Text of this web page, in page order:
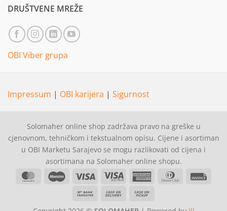
DRUŠTVENE MREŽE
OBI Viber grupa
Impressum | OBI karijera | Sigurnost
Solomaher online shop zadržava pravo na greške u
cjenovnom, tehničkom i tekstualnom opisu. Cijene i asortiman
u OBI Marketu Sarajevo se mogu razlikovati od cijena i
asortimana na Solomaher online shopu.
MasterCardMaestro Visa
Visa
American Dinners
Bank
Cash